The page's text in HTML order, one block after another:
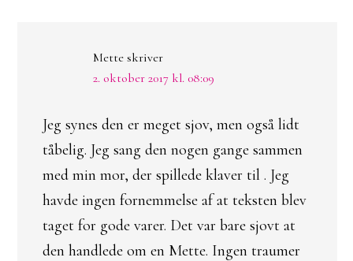
Mette skriver
2. oktober 2017 kl. 08:09
Jeg synes den er meget sjov, men også lidt
tåbelig. Jeg sang den nogen gange sammen
med min mor, der spillede klaver til . Jeg
havde ingen fornemmelse af at teksten blev
taget for gode varer. Det var bare sjovt at
den handlede om en Mette. Ingen traumer